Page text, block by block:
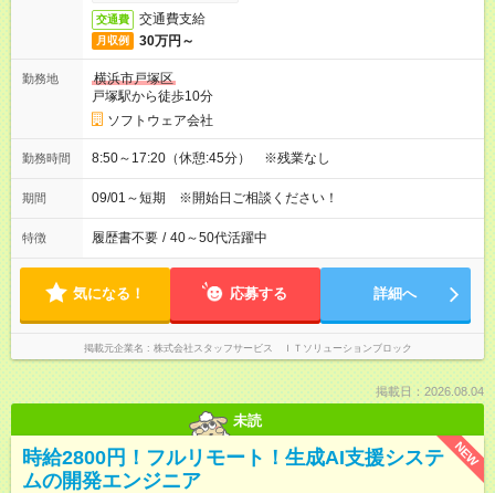
交通費 交通費支給
月収例 30万円～
勤務地
横浜市戸塚区
戸塚駅から徒歩10分
ソフトウェア会社
勤務時間 8:50～17:20（休憩:45分） ※残業なし
期間 09/01～短期 ※開始日ご相談ください！
特徴 履歴書不要 / 40～50代活躍中
気になる！ 応募する 詳細へ
掲載元企業名 株式会社スタッフサービス ＩＴソリューションブロック
掲載日：2026.08.04
未読
NEW
時給2800円！フルリモート！生成AI支援システ
ムの開発エンジニア